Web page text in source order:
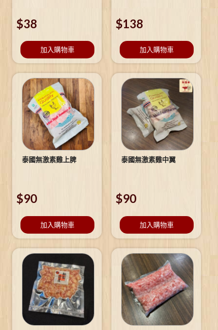
$38
加入購物車
$138
加入購物車
泰國無激素雞上脾
$90
加入購物車
泰國無激素雞中翼
$90
加入購物車